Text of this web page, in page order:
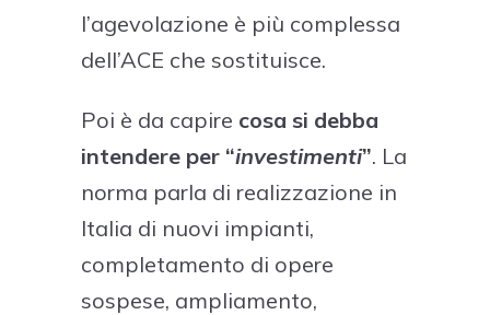
l’agevolazione è più complessa
dell’ACE che sostituisce.
Poi è da capire cosa si debba
intendere per “investimenti”. La
norma parla di realizzazione in
Italia di nuovi impianti,
completamento di opere
sospese, ampliamento,